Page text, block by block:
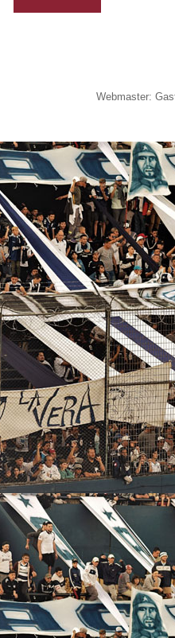
Webmaster: